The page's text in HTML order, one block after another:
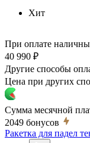
Хит
При оплате
40 990 ₽
Другие способы
Цена при других
Сумма месячной
2049 бонусов
Ракетка для падел